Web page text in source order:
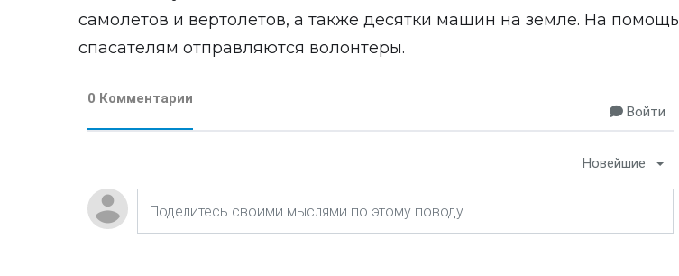
самолетов и вертолетов, а также десятки машин на земле. На помощь
спасателям отправляются волонтеры.
0 Комментарии
Войти
Новейшие